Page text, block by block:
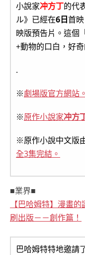
小說家冲方丁的代
ル》已經在6日首
映版預告片。這個
+動物的口白，好
.
※劇場版官方網站。
※原作小說家冲方
※原作小說中文版
全3集完結。
■業界■
【巴哈姆特】漫畫
刷出版－－創作篇！
巴哈姆特特地邀請